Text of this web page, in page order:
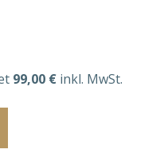
99,00 € inkl. MwSt.